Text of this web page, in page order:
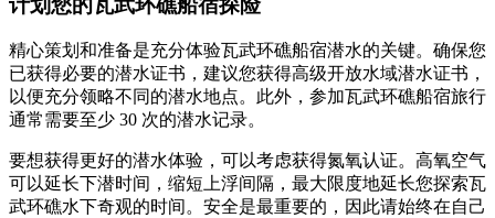
精心策划和准备是充分体验瓦武环礁船宿潜水的关键。确保您
已获得必要的潜水证书，建议您获得高级开放水域潜水证书，
以便充分领略不同的潜水地点。此外，参加瓦武环礁船宿旅行
通常需要至少 30 次的潜水记录。
要想获得更好的潜水体验，可以考虑获得氮氧认证。高氧空气
可以延长下潜时间，缩短上浮间隔，最大限度地延长您探索瓦
武环礁水下奇观的时间。安全是最重要的，因此请始终在自己